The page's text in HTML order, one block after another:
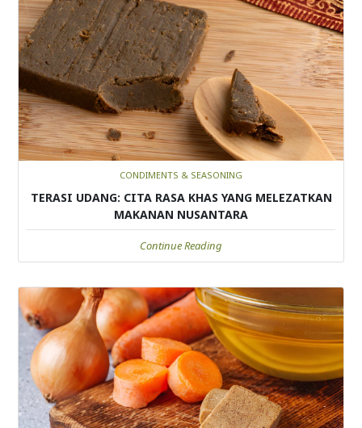
CONDIMENTS & SEASONING
TERASI UDANG: CITA RASA KHAS YANG MELEZATKAN
MAKANAN NUSANTARA
Continue Reading